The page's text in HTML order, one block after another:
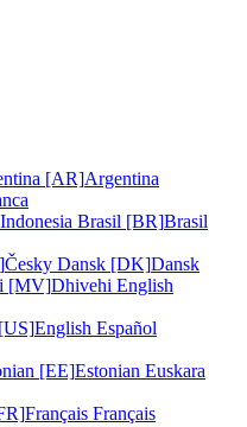
[AR]Argentina
Brasil [BR]Brasil
Česky Dansk [DK]Dansk
[MV]Dhivehi English
English Español
[EE]Estonian Euskara
Français Français